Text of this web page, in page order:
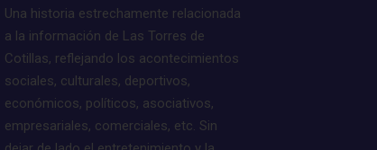
Una historia estrechamente relacionada
a la información de Las Torres de
Cotillas, reflejando los acontecimientos
sociales, culturales, deportivos,
económicos, políticos, asociativos,
empresariales, comerciales, etc. Sin